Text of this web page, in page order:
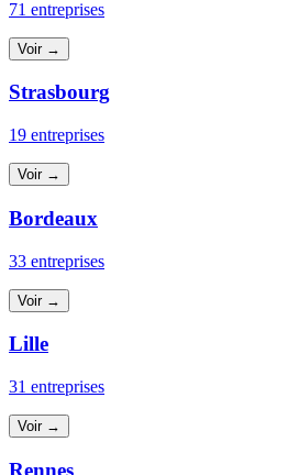
71 entreprises
Voir →
Strasbourg
19 entreprises
Voir →
Bordeaux
33 entreprises
Voir →
Lille
31 entreprises
Voir →
Rennes